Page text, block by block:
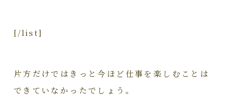
[/list]
片方だけではきっと今ほど仕事を楽しむことは
できていなかったでしょう。